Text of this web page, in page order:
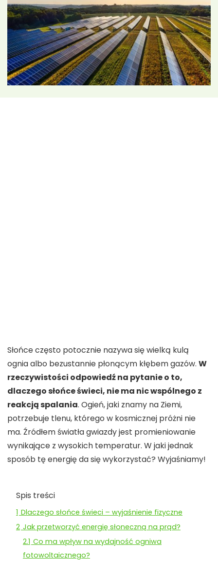
Słońce często potocznie nazywa się wielką kulą
ognia albo bezustannie płonącym kłębem gazów. W
rzeczywistości odpowiedź na pytanie o to,
dlaczego słońce świeci, nie ma nic wspólnego z
reakcją spalania. Ogień, jaki znamy na Ziemi,
potrzebuje tlenu, którego w kosmicznej próżni nie
ma. Źródłem światła gwiazdy jest promieniowanie
wynikające z wysokich temperatur. W jaki jednak
sposób tę energię da się wykorzystać? Wyjaśniamy!
Spis treści
1 Dlaczego słońce świeci – wyjaśnienie fizyczne
2 Jak przetworzyć energię słoneczną na prąd?
2.1 Co ma wpływ na wydajność ogniwa
fotowoltaicznego?